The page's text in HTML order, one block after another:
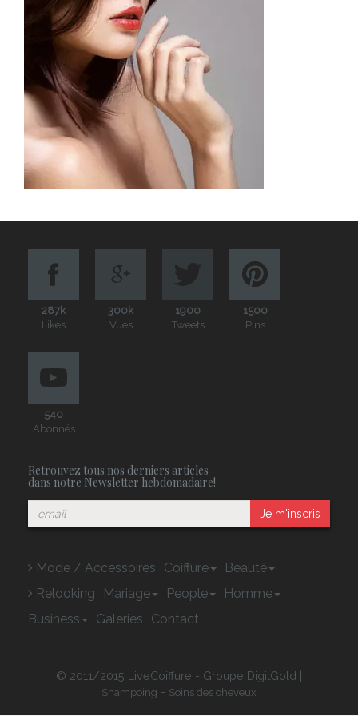
287k
Likes
300k
Vues
1900
Tweets
1500
Pins
540
Abonnés
Retrouvez tous nos derniers articles
dans notre Newsletter hebdomadaire!
Je m'inscris
Mode / Accessoires Coiffure
Beauté
Relooking
Mariage People
Homme
Business
Galeries Contact
© 2011/2015 LiveCoiffure - Groupe DigitGold |
Shampoing - Soins des cheveux